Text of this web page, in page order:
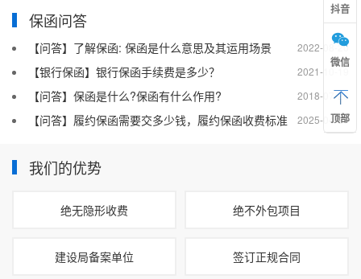
保函问答
2022-08-20
【问答】了解保函: 保函是什么意思及其运用场景
2021-10-19
【银行保函】银行保函手续费是多少？
2018-07-26
【问答】保函是什么?保函有什么作用?
2025-04-27
【问答】履约保函需要交多少钱，履约保函收费标准
我们的优势
绝无隐形收费 绝不外包项目
建设局备案单位 签订正规合同
抖音
微信
顶部